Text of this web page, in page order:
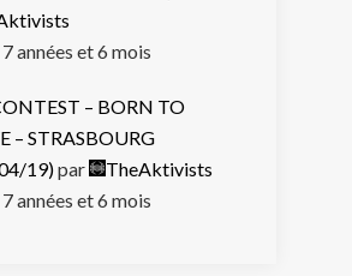
années et 6 mois
– BORN TO
– STRASBOURG
19)par
TheAktivists
années et 6 mois